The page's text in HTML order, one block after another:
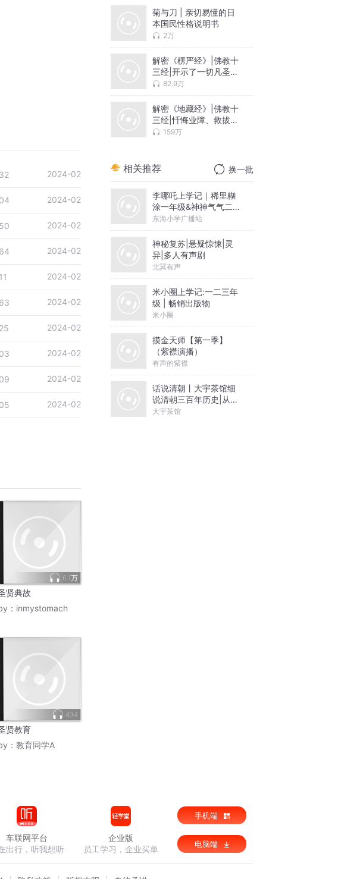
2024-02
2024-02
2024-02
2024-02
2024-02
2024-02
2024-02
2024-02
2024-02
2024-02
6.1万
贤典故
： inmystomach
434
贤教育
： 教育同学A
菊与刀 | 亲切易懂的日
本国民性格说明书
2万
解密《楞严经》|佛教十
三经|开示了一切凡圣境
界 82.9万
解密《地藏经》|佛教十
三经|忏悔业障、救拔亲
人 159万
相关推荐 换一批
李哪吒上学记｜稀里糊
涂一年级&神神气气二年
级
东海小学广播站
神秘复苏|悬疑惊悚|灵
异|多人有声剧
北冥有声
米小圈上学记:一二三年
级 | 畅销出版物
米小圈
摸金天师【第一季】
（紫襟演播）
有声的紫襟
话说清朝丨大宇茶馆细
说清朝三百年历史|从努
尔哈赤到末代皇帝溥仪|
大宇茶馆
车联网平台
出行，听我想听
企业版
员工学习，企业买单
手机端
电脑端